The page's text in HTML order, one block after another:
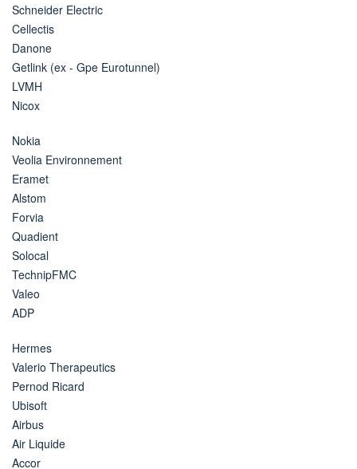
ÉLIGIBILITÉ
Non éligible
Boursobank
Schneider Electric
Cellectis
Danone
Getlink (ex - Gpe Eurotunnel)
LVMH
Nicox
Nokia
Veolia Environnement
Eramet
Alstom
Forvia
Quadient
Solocal
TechnipFMC
Valeo
ADP
Hermes
Valerio Therapeutics
Pernod Ricard
Ubisoft
Airbus
Air Liquide
Accor